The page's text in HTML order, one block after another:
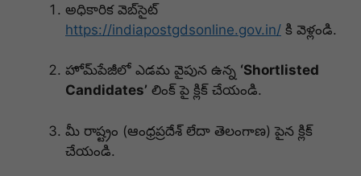
అధికారిక వెబ్‌సైట్
https://indiapostgdsonline.gov.in/ కి వెళ్లండి.
హోమ్‌పేజీలో ఎడమ వైపున ఉన్న ‘Shortlisted
Candidates’ లింక్ పై క్లిక్ చేయండి.
మీ రాష్ట్రం (ఆంధ్రప్రదేశ్ లేదా తెలంగాణ) పైన క్లిక్
చేయండి.